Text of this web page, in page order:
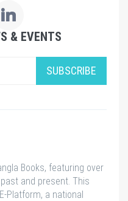
& EVENTS
SUBSCRIBE
Books, featuring over
and present. This
Platform, a national